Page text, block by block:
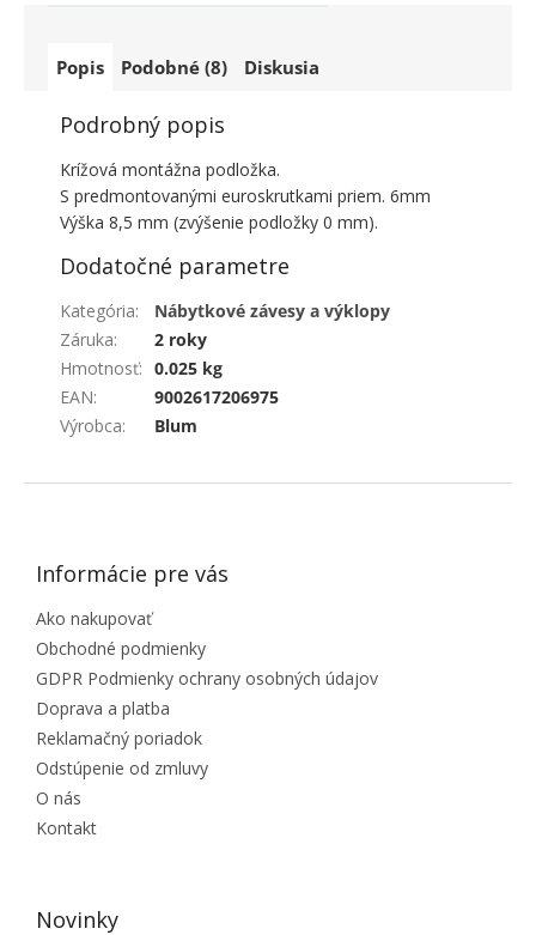
Popis Podobné (8) Diskusia
Podrobný popis
Krížová montážna podložka.
S predmontovanými euroskrutkami priem. 6mm
Výška 8,5 mm (zvýšenie podložky 0 mm).
Dodatočné parametre
Kategória:
Nábytkové závesy a výklopy
Záruka:
2 roky
Hmotnosť: 0.025 kg
EAN:
9002617206975
Výrobca: Blum
ZÁPÄTIE
Informácie pre vás
Ako nakupovať
Obchodné podmienky
GDPR Podmienky ochrany osobných údajov
Doprava a platba
Reklamačný poriadok
Odstúpenie od zmluvy
O nás
Kontakt
Novinky